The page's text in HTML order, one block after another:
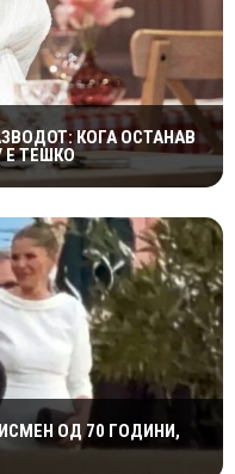
КОГА ОСТАНАВ
Е ТЕШКО
ОД 70 ГОДИНИ,